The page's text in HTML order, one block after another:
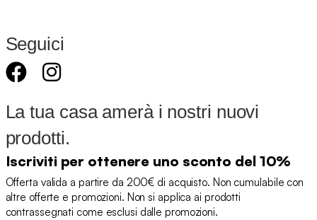
Seguici
La tua casa amerà i nostri nuovi
prodotti.
Iscriviti per ottenere uno sconto del 10%
Offerta valida a partire da 200€ di acquisto. Non cumulabile con
altre offerte e promozioni. Non si applica ai prodotti
contrassegnati come esclusi dalle promozioni.